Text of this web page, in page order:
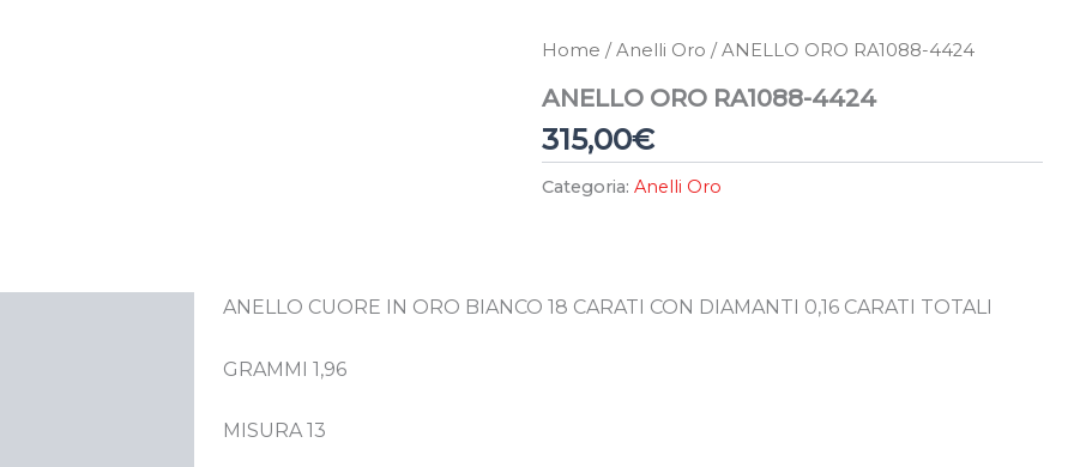
Home /Anelli Oro / ANELLO ORO RA1088-4424
ANELLO ORO RA1088-4424
315,00€
Categoria: Anelli Oro
ANELLO CUORE IN ORO BIANCO 18 CARATI CON DIAMANTI 0,16 CARATI TOTALI
GRAMMI 1,96
MISURA 13